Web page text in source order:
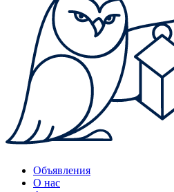
Объявления
О нас